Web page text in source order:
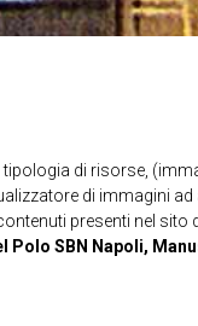
di risorse,
di immagini
presenti nel sito
Polo SBN Napoli,